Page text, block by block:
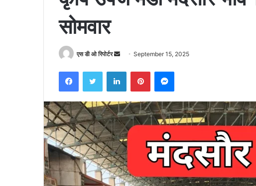
सोमवार
एस डी ओ रिपोर्टर
SendSeptember 15, 2025
FacebookTwitter LinkedInPinterestMessenger